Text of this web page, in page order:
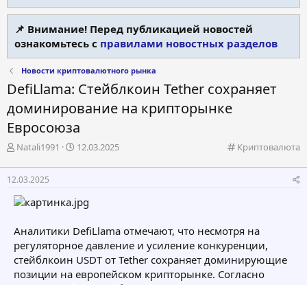
📌 Внимание! Перед публикацией новостей
ознакомьтесь с правилами новостных разделов
Новости криптовалютного рынка
DefiLlama: Стейблкоин Tether сохраняет
доминирование на крипторынке
Евросоюза
К
т
и
я
Криптовалюта
А
т
о
р
т
м
ы
Natali1991
Д
т
а
а
л
а
12.03.2025
12.03.2025
Аналитики DefiLlama отмечают, что несмотря на
регуляторное давление и усиление конкуренции,
стейблкоин USDT от Tether сохраняет доминирующие
позиции на европейском крипторынке. Согласно